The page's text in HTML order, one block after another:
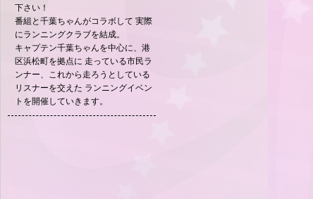
下さい！
番組と千葉ちゃんがコラボして 実際
にランニングクラブを結成。
キャプテン千葉ちゃんを中心に、港
区浜松町を拠点に 走っている市民ラ
ンナー、これから走ろうとしている
リスナーを交えた ランニングイベン
トを開催していきます。